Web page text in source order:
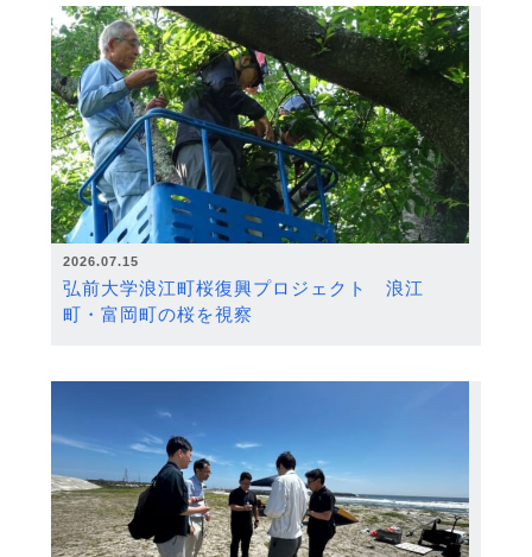
2026.07.15
弘前大学浪江町桜復興プロジェクト 浪江
町・富岡町の桜を視察